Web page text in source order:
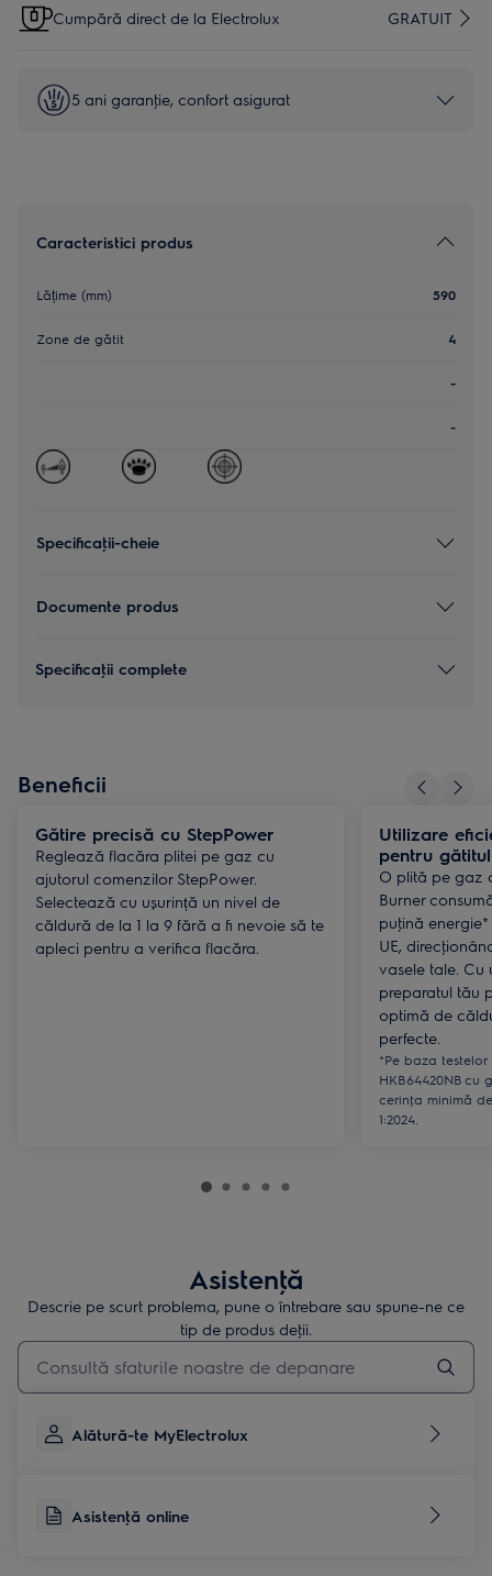
Cumpără direct de la Electrolux GRATUIT
5 ani garanţie, confort asigurat
Caracteristici produs
Lățime (mm) 590
Zone de gătit 4
-
-
Specificaţii-cheie
Documente produs
Specificaţii complete
Beneficii
Gătire precisă cu StepPower
Reglează flacăra plitei pe gaz cu
ajutorul comenzilor StepPower.
Selectează cu ușurință un nivel de
căldură de la 1 la 9 fără a fi nevoie să te
apleci pentru a verifica flacăra.
Utilizare
pentru
O plită pe gaz
Burner
puţină
UE,
vasele tale. Cu
preparatul tău
optimă de
perfecte.
*Pe baza
HKB64420NB cu
cerinţa minimă
1:2024.
Asistenţă
Descrie pe scurt problema, pune o întrebare sau spune-ne ce
tip de produs deţii.
Type to search for support articles
Alătură-te MyElectrolux
Asistenţă online